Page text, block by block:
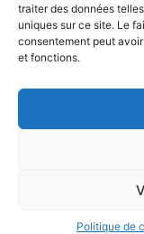
traiter des données
uniques sur ce site. Le
consentement peut
et fonctions.
Politique de
Big Or